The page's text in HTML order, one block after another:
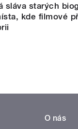
sláva starých
kde filmové
O nás